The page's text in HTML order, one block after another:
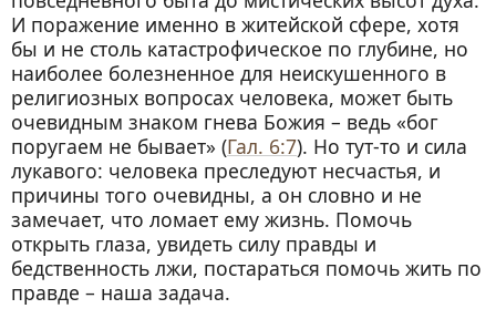
И поражение именно в житейской сфере, хотя
бы и не столь катастрофическое по глубине, но
наиболее болезненное для неискушенного в
религиозных вопросах человека, может быть
очевидным знаком гнева Божия – ведь «бог
поругаем не бывает» (Гал. 6:7). Но тут-то и сила
лукавого: человека преследуют несчастья, и
причины того очевидны, а он словно и не
замечает, что ломает ему жизнь. Помочь
открыть глаза, увидеть силу правды и
бедственность лжи, постараться помочь жить по
правде – наша задача.